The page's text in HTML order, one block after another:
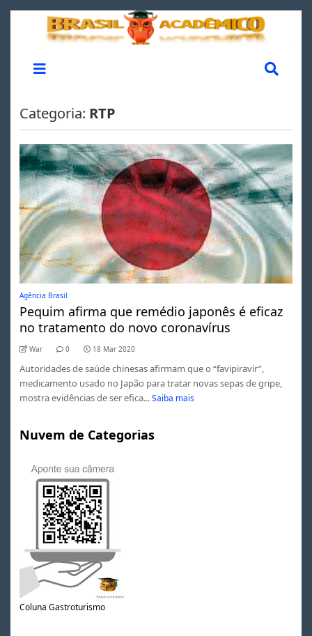
Categoria: RTP
Agência Brasil
Pequim afirma que remédio japonês é eficaz
no tratamento do novo coronavírus
War 0 18 Mar 2020
Autoridades de saúde chinesas afirmam que o “favipiravir”,
medicamento usado no Japão para tratar novas sepas de gripe,
mostra evidências de ser efica... Saiba mais
Nuvem de Categorias
Coluna Gastroturismo